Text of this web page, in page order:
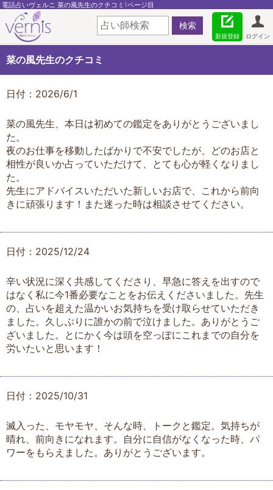
電話占いヴェルニ 菜の風先生のクチコミ1ページ目
ログイン
新規登録
菜の風先生のクチコミ
日付：2026/6/1
​菜の風先生、本日は初めての鑑定をありがとうございまし
た。
夜のお仕事を移動したばかりで不安でしたが、どのお店と
相性が良いか占っていただけて、とても心が軽くなりまし
た。
先生にアドバイスいただいた新しいお店で、これから前向
きに頑張ります！また迷った時は相談させてください。
日付：2025/12/24
辛い状況に深く共感してくださり、早急に答えを出すので
はなく私に今1番必要なことをお伝えくださいました。先生
の、占いを超えた温かいお気持ちを受け取らせていただき
ました。久しぶりに誰かの前で泣けました。ありがとうご
ざいました。とにかく今は頭を空っぽにこれまでの自分を
労いたいと思います！
日付：2025/10/31
滅入った、モヤモヤ、そんな時、トークと鑑定。気持ちが
晴れ、前向きになれます。自分に自信がなくなった時、パ
ワーをもらえました。ありがとうございます。